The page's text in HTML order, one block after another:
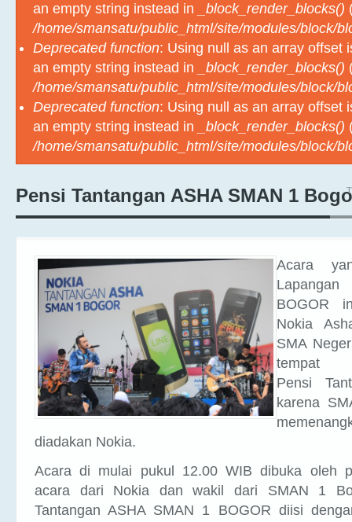
an empty string instead in
_block_render_blocks()
/home/smansatu/public_html/site/modules/block/
Deprecated function: Using null as an array offset
an empty string instead in
_block_render_blocks()
/home/smansatu/public_html/site/modules/block/
Deprecated function: Using null as an array offset
an empty string instead in
_block_render_blocks()
/home/smansatu/public_html/site/modules/block/
Pensi Tantangan ASHA SMAN 1
Acara
BOGOR
Nokia
SMA
tempat
Pensi
karena
diadakan Nokia.
Acara di mulai pukul 12.00 WIB dibuka oleh
acara dari Nokia dan wakil dari SMAN 1
Tantangan ASHA SMAN 1 BOGOR diisi